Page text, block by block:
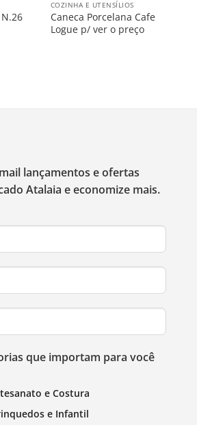
COZINHA E UTENSÍLIOS
Caneca Porcelana Cafe
Logue p/ ver o preço
lançamentos e ofertas
Atalaia e economize mais.
que importam para você
e Costura
e Infantil